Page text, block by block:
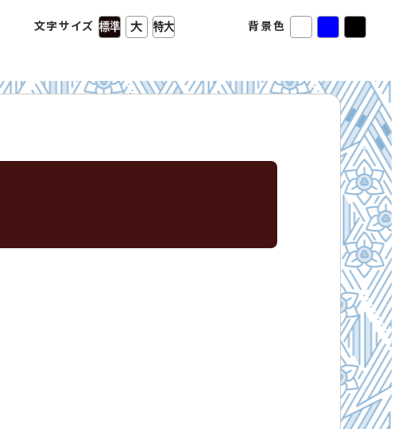
文字サイズ 背景色